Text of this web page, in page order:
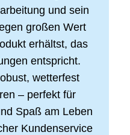
und sein
großen Wert
erhältst, das
entspricht.
wetterfest
– perfekt für
Spaß am Leben
Kundenservice